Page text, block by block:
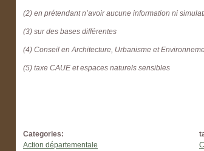
(2) en prétendant n’avoir aucune information ni
(3) sur des bases différentes
(4) Conseil en Architecture, Urbanisme et
(5) taxe CAUE et espaces naturels sensibles
Categories:
Action départementale